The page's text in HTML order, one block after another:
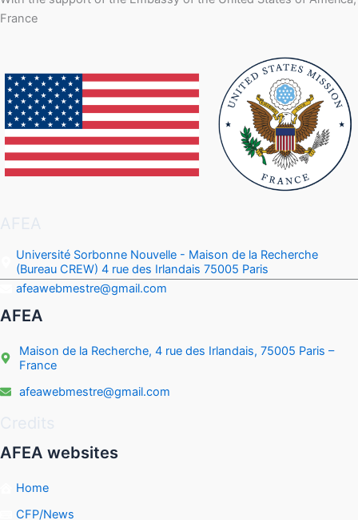
France
Université Sorbonne Nouvelle - Maison de la Recherche
(Bureau CREW) 4 rue des Irlandais 75005 Paris
afeawebmestre@gmail.com
AFEA
Maison de la Recherche, 4 rue des Irlandais, 75005 Paris –
France
afeawebmestre@gmail.com
AFEA websites
Home
CFP/News